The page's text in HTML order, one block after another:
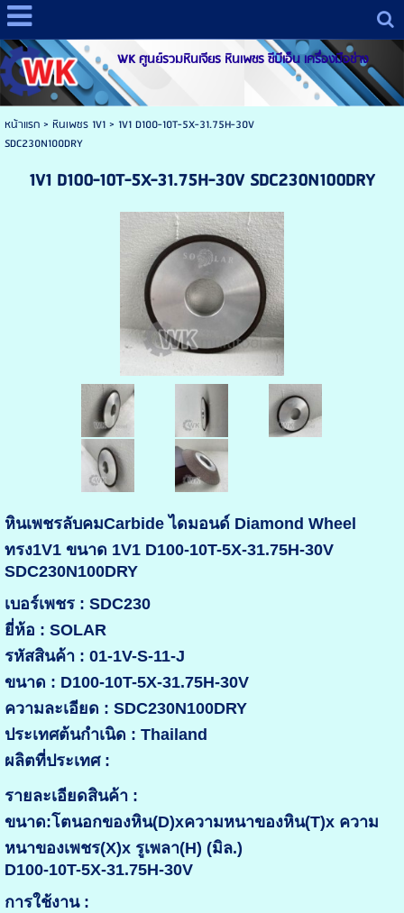
WK ศูนย์รวมหินเจียร หินเพชร ซีบีเอ็น เครื่องมือช่าง
หน้าแรก> หินเพชร 1V1> 1V1 D100-10T-5X-31.75H-30V
SDC230N100DRY
1V1 D100-10T-5X-31.75H-30V SDC230N100DRY
หินเพชรลับคมCarbide ไดมอนด์ Diamond Wheel
ทรง1V1 ขนาด 1V1 D100-10T-5X-31.75H-30V
SDC230N100DRY
เบอร์เพชร : SDC230
ยี่ห้อ : SOLAR
รหัสสินค้า : 01-1V-S-11-J
ขนาด : D100-10T-5X-31.75H-30V
ความละเอียด : SDC230N100DRY
ประเทศต้นกำเนิด : Thailand
ผลิตที่ประเทศ :
รายละเอียดสินค้า :
ขนาด:โตนอกของหิน(D)xความหนาของหิน(T)x ความ
หนาของเพชร(X)x รูเพลา(H) (มิล.)
D100-10T-5X-31.75H-30V
การใช้งาน :